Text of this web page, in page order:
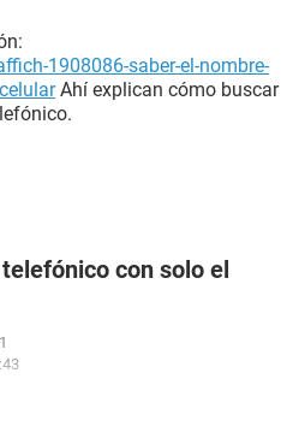
1908086-saber-el-nombre-
Ahí explican cómo buscar
con solo el